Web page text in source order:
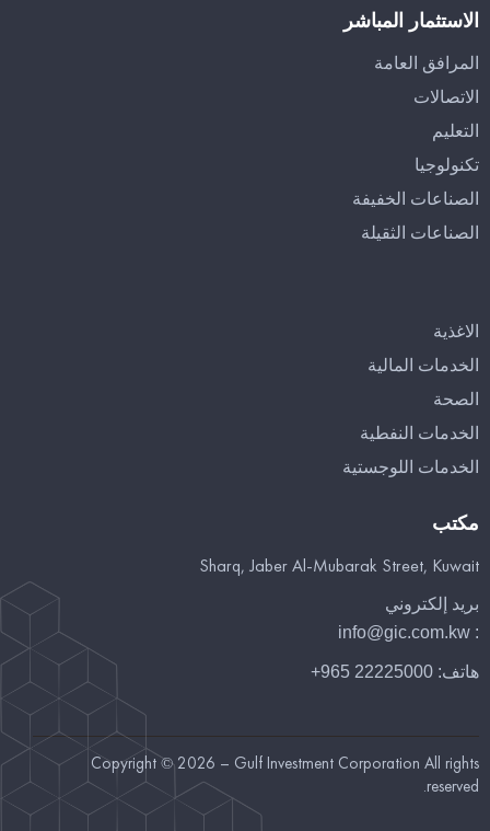
الاستثمار المباشر
المرافق العامة
الاتصالات
التعليم
تكنولوجيا
الصناعات الخفيفة
الصناعات الثقيلة
الاغذية
الخدمات المالية
الصحة
الخدمات النفطية
الخدمات اللوجستية
مكتب
Sharq, Jaber Al-Mubarak Street, Kuwait
بريد إلكتروني
:
info@gic.com.kw
هاتف: 22225000 965+
Copyright © 2026 – Gulf Investment Corporation All rights
reserved.